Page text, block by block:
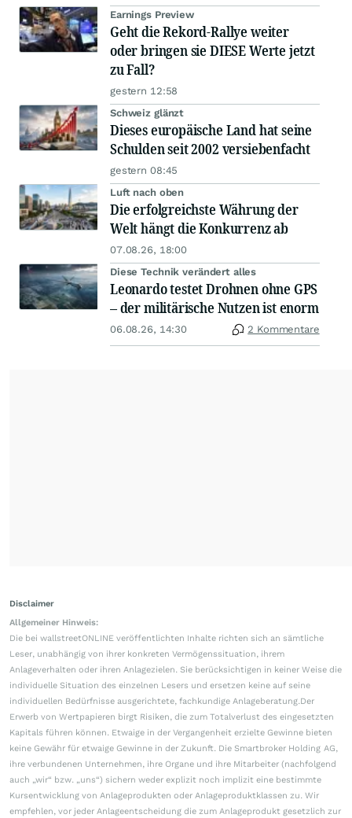
Earnings Preview
Geht die Rekord-Rallye weiter
oder bringen sie DIESE Werte jetzt
zu Fall?
gestern 12:58
Schweiz glänzt
Dieses europäische Land hat seine
Schulden seit 2002 versiebenfacht
gestern 08:45
Luft nach oben
Die erfolgreichste Währung der
Welt hängt die Konkurrenz ab
07.08.26, 18:00
Diese Technik verändert alles
Leonardo testet Drohnen ohne GPS
– der militärische Nutzen ist enorm
06.08.26, 14:30 2 Kommentare
Disclaimer
Allgemeiner Hinweis:
Die bei wallstreetONLINE veröffentlichten Inhalte richten sich an sämtliche
Leser, unabhängig von ihrer konkreten Vermögenssituation, ihrem
Anlageverhalten oder ihren Anlagezielen. Sie berücksichtigen in keiner Weise die
individuelle Situation des einzelnen Lesers und ersetzen keine auf seine
individuellen Bedürfnisse ausgerichtete, fachkundige Anlageberatung.Der
Erwerb von Wertpapieren birgt Risiken, die zum Totalverlust des eingesetzten
Kapitals führen können. Etwaige in der Vergangenheit erzielte Gewinne bieten
keine Gewähr für etwaige Gewinne in der Zukunft. Die Smartbroker Holding AG,
ihre verbundenen Unternehmen, ihre Organe und ihre Mitarbeiter (nachfolgend
auch „wir“ bzw. „uns“) sichern weder explizit noch implizit eine bestimmte
Kursentwicklung von Anlageprodukten oder Anlageproduktklassen zu. Wir
empfehlen, vor jeder Anlageentscheidung die zum Anlageprodukt gesetzlich zur